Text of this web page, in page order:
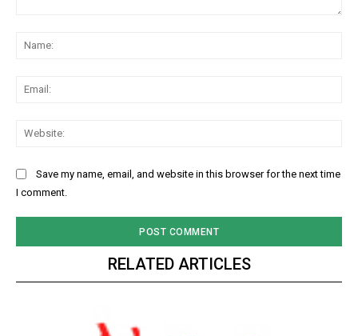
Save my name, email, and website in this browser for the next time
I comment.
RELATED ARTICLES